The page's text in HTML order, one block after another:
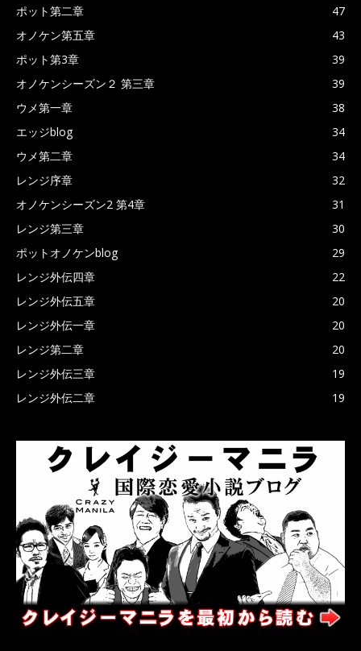
ポット第二章
47
オノケン第五章
43
ポット第3章
39
オノケンシーズン２ 第三章
39
ウメ第一章
38
エッジblog
34
ウメ第二章
34
レンジ序章
32
オノケンシーズン2 第4章
31
レンジ第三章
30
ポットオノケンblog
29
レンジ外伝四章
22
レンジ外伝五章
20
レンジ外伝一章
20
レンジ第二章
20
レンジ外伝三章
19
レンジ外伝二章
19